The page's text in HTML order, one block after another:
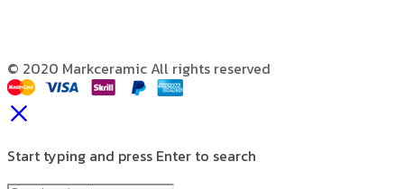
© 2020 Markceramic All rights reserved
Start typing and press Enter to search